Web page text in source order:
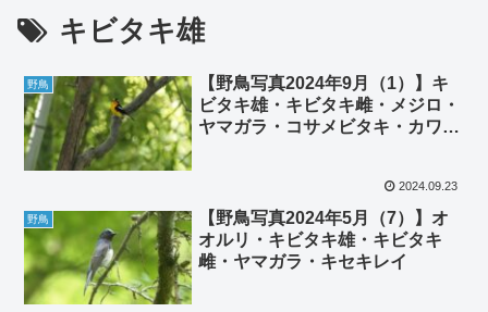
キビタキ雄
野鳥
【野鳥写真2024年9月（1）】キ
ビタキ雄・キビタキ雌・メジロ・
ヤマガラ・コサメビタキ・カワセ
2024.09.23
野鳥
【野鳥写真2024年5月（7）】オ
オルリ・キビタキ雄・キビタキ
雌・ヤマガラ・キセキレイ